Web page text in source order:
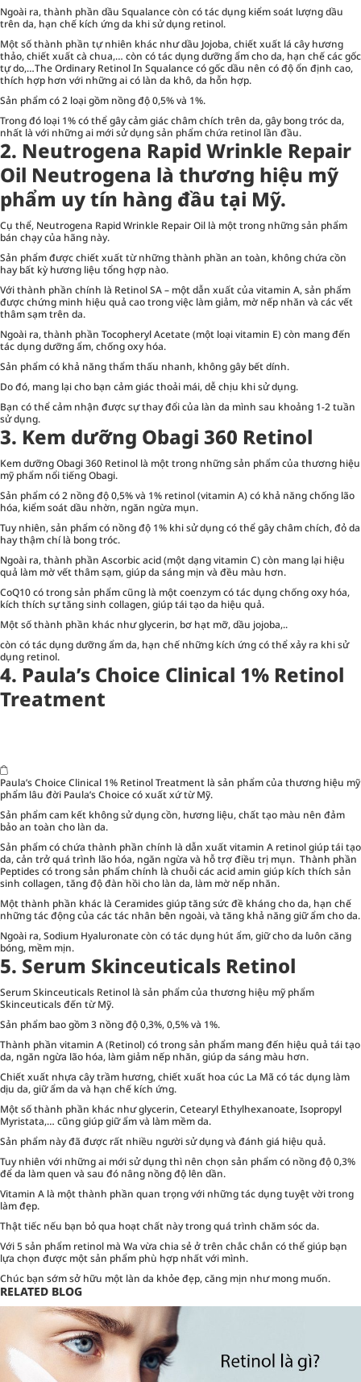
Ngoài ra, thành phần dầu Squalance còn có tác dụng kiểm soát lượng dầu
trên da, hạn chế kích ứng da khi sử dụng retinol.
Một số thành phần tự nhiên khác như dầu Jojoba, chiết xuất lá cây hương
thảo, chiết xuất cà chua,… còn có tác dụng dưỡng ẩm cho da, hạn chế các gốc
tự do,…The Ordinary Retinol In Squalance có gốc dầu nên có độ ổn định cao,
thích hợp hơn với những ai có làn da khô, da hỗn hợp.
Sản phẩm có 2 loại gồm nồng độ 0,5% và 1%.
Trong đó loại 1% có thể gây cảm giác châm chích trên da, gây bong tróc da,
nhất là với những ai mới sử dụng sản phẩm chứa retinol lần đầu.
2. Neutrogena Rapid Wrinkle Repair
Oil Neutrogena là thương hiệu mỹ
phẩm uy tín hàng đầu tại Mỹ.
Cụ thể, Neutrogena Rapid Wrinkle Repair Oil là một trong những sản phẩm
bán chạy của hãng này.
Sản phẩm được chiết xuất từ những thành phần an toàn, không chứa cồn
hay bất kỳ hương liệu tổng hợp nào.
Với thành phần chính là Retinol SA – một dẫn xuất của vitamin A, sản phẩm
được chứng minh hiệu quả cao trong việc làm giảm, mờ nếp nhăn và các vết
thâm sạm trên da.
Ngoài ra, thành phần Tocopheryl Acetate (một loại vitamin E) còn mang đến
tác dụng dưỡng ẩm, chống oxy hóa.
Sản phẩm có khả năng thẩm thấu nhanh, không gây bết dính.
Do đó, mang lại cho bạn cảm giác thoải mái, dễ chịu khi sử dụng.
Bạn có thể cảm nhận được sự thay đổi của làn da mình sau khoảng 1-2 tuần
sử dụng.
3. Kem dưỡng Obagi 360 Retinol
Kem dưỡng Obagi 360 Retinol là một trong những sản phẩm của thương hiệu
mỹ phẩm nổi tiếng Obagi.
Sản phẩm có 2 nồng độ 0,5% và 1% retinol (vitamin A) có khả năng chống lão
hóa, kiểm soát dầu nhờn, ngăn ngừa mụn.
Tuy nhiên, sản phẩm có nồng độ 1% khi sử dụng có thể gây châm chích, đỏ da
hay thậm chí là bong tróc.
Ngoài ra, thành phần Ascorbic acid (một dạng vitamin C) còn mang lại hiệu
quả làm mờ vết thâm sạm, giúp da sáng mịn và đều màu hơn.
CoQ10 có trong sản phẩm cũng là một coenzym có tác dụng chống oxy hóa,
kích thích sự tăng sinh collagen, giúp tái tạo da hiệu quả.
Một số thành phần khác như glycerin, bơ hạt mỡ, dầu jojoba,..
còn có tác dụng dưỡng ẩm da, hạn chế những kích ứng có thể xảy ra khi sử
dụng retinol.
4. Paula’s Choice Clinical 1% Retinol
Treatment
Paula’s Choice Clinical 1% Retinol Treatment là sản phẩm của thương hiệu mỹ
phẩm lâu đời Paula’s Choice có xuất xứ từ Mỹ.
Sản phẩm cam kết không sử dụng cồn, hương liệu, chất tạo màu nên đảm
bảo an toàn cho làn da.
Sản phẩm có chứa thành phần chính là dẫn xuất vitamin A retinol giúp tái tạo
da, cản trở quá trình lão hóa, ngăn ngừa và hỗ trợ điều trị mụn. Thành phần
Peptides có trong sản phẩm chính là chuỗi các acid amin giúp kích thích sản
sinh collagen, tăng độ đàn hồi cho làn da, làm mờ nếp nhăn.
Một thành phần khác là Ceramides giúp tăng sức đề kháng cho da, hạn chế
những tác động của các tác nhân bên ngoài, và tăng khả năng giữ ẩm cho da.
Ngoài ra, Sodium Hyaluronate còn có tác dụng hút ẩm, giữ cho da luôn căng
bóng, mềm mịn.
5. Serum Skinceuticals Retinol
Serum Skinceuticals Retinol là sản phẩm của thương hiệu mỹ phẩm
Skinceuticals đến từ Mỹ.
Sản phẩm bao gồm 3 nồng độ 0,3%, 0,5% và 1%.
Thành phần vitamin A (Retinol) có trong sản phẩm mang đến hiệu quả tái tạo
da, ngăn ngừa lão hóa, làm giảm nếp nhăn, giúp da sáng màu hơn.
Chiết xuất nhựa cây trầm hương, chiết xuất hoa cúc La Mã có tác dụng làm
dịu da, giữ ẩm da và hạn chế kích ứng.
Một số thành phần khác như glycerin, Cetearyl Ethylhexanoate, Isopropyl
Myristata,… cũng giúp giữ ẩm và làm mềm da.
Sản phẩm này đã được rất nhiều người sử dụng và đánh giá hiệu quả.
Tuy nhiên với những ai mới sử dụng thì nên chọn sản phẩm có nồng độ 0,3%
để da làm quen và sau đó nâng nồng độ lên dần.
Vitamin A là một thành phần quan trọng với những tác dụng tuyệt vời trong
làm đẹp.
Thật tiếc nếu bạn bỏ qua hoạt chất này trong quá trình chăm sóc da.
Với 5 sản phẩm retinol mà Wa vừa chia sẻ ở trên chắc chắn có thể giúp bạn
lựa chọn được một sản phẩm phù hợp nhất với mình.
Chúc bạn sớm sở hữu một làn da khỏe đẹp, căng mịn như mong muốn.
RELATED BLOG